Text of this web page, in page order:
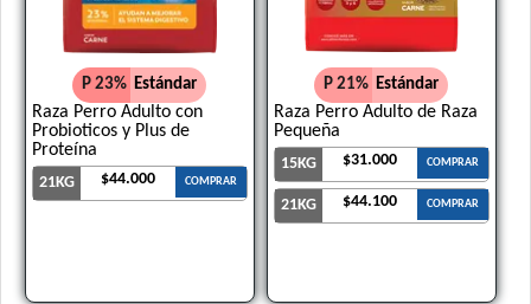
P 23% Estándar
Raza Perro Adulto con
Probioticos y Plus de
Proteína
21KG $44.000 COMPRAR
P 21% Estándar
Raza Perro Adulto de Raza
Pequeña
15KG $31.000 COMPRAR
21KG $44.100 COMPRAR